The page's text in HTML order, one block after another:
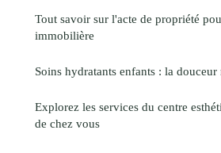
Tout savoir sur l'acte de propriété
immobilière
Soins hydratants enfants : la
Explorez les services du centre
de chez vous